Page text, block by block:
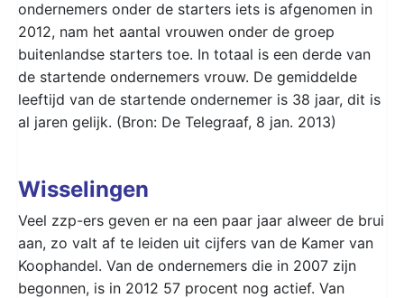
ondernemers onder de starters iets is afgenomen in
2012, nam het aantal vrouwen onder de groep
buitenlandse starters toe. In totaal is een derde van
de startende ondernemers vrouw. De gemiddelde
leeftijd van de startende ondernemer is 38 jaar, dit is
al jaren gelijk. (Bron: De Telegraaf, 8 jan. 2013)
Wisselingen
Veel zzp-ers geven er na een paar jaar alweer de brui
aan, zo valt af te leiden uit cijfers van de Kamer van
Koophandel. Van de ondernemers die in 2007 zijn
begonnen, is in 2012 57 procent nog actief. Van